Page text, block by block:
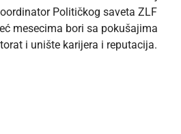
Političkog saveta ZLF
mesecima bori sa pokušajima
i unište karijera i reputacija.